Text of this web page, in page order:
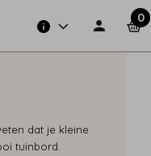
0
dat je kleine
tuinbord.